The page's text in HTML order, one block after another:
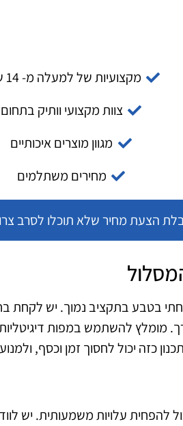
מקצועיות של למעלה מ- 14 שנה
צוות מקצועי וותיק בתחום
מגוון מוצרים איכותיים
מחירים משתלמים
הצעת מחיר שלא תוכלו לסרב
בטבע בתקציב נמוך. יש לקחת
מומלץ להשתמש במפות
כזה יכול לחסוך זמן וכסף,
להפחית עלויות משמעותית. יש